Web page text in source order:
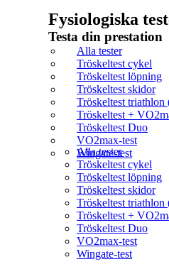
Fysiologiska
Testa din prestation
Alla tester
Tröskeltest cykel
Tröskeltest löpning
Tröskeltest skidor
Tröskeltest
Tröskeltest +
Tröskeltest Duo
VO2max-test
Wingate-test
Alla tester
Tröskeltest cykel
Tröskeltest löpning
Tröskeltest skidor
Tröskeltest
Tröskeltest +
Tröskeltest Duo
VO2max-test
Wingate-test